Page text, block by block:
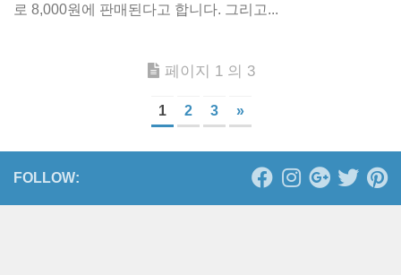
로 8,000원에 판매된다고 합니다. 그리고...
페이지 1 의 3
1 2 3 »
FOLLOW: